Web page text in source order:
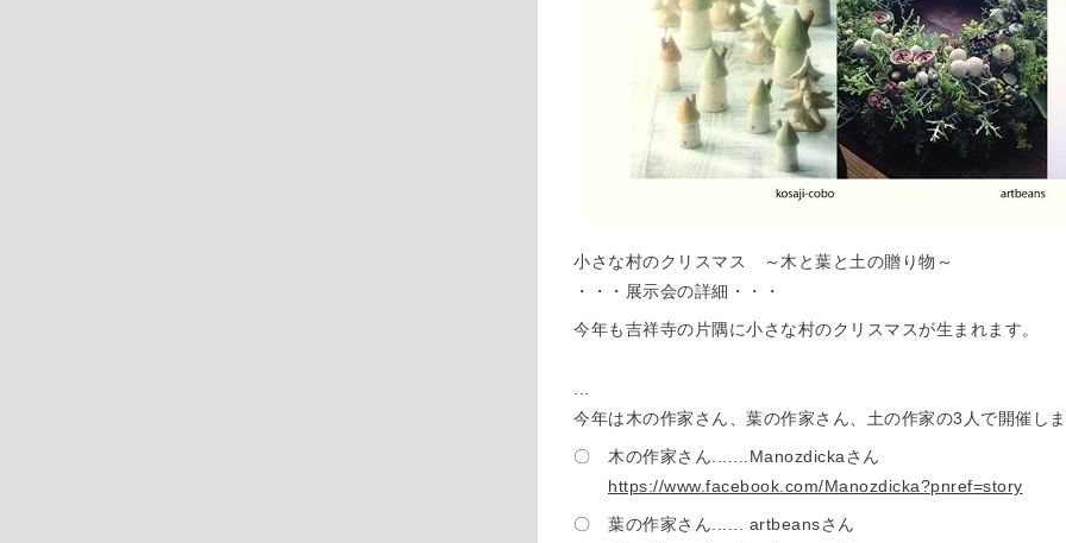
小さな村のクリスマス ～木と葉と土の贈り物～
・・・展示会の詳細・・・
今年も吉祥寺の片隅に小さな村のクリスマスが生まれます。
今年は木の作家さん、葉の作家さん、土の作家の3人で開催し
〇 木の作家さん.......Manozdickaさん
https://www.facebook.com/Manozdicka?pnref=story
〇 葉の作家さん...... artbeansさん